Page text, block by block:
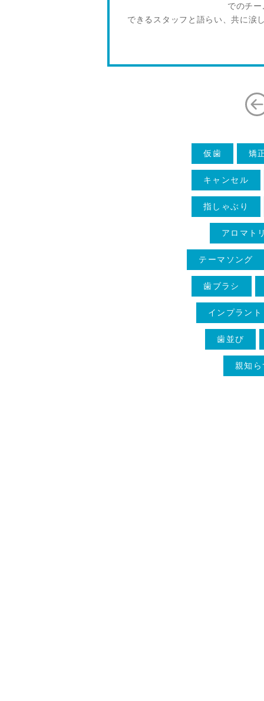
でのチ
できるスタッフと語らい、共に涙
仮歯 矯
キャンセル
指しゃぶり
アロマト
テーマソング
歯ブラシ
インプラント
歯並び
親知ら